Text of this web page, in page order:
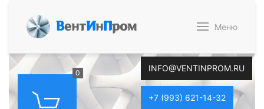
ВентИнПром Меню
0 INFO@VENTINPROM.RU
+7 (993) 621-14-32